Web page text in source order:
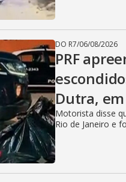
DO R7/06/08/2026
PRF
Dutra,
Motorista disse
Rio de Janeiro e